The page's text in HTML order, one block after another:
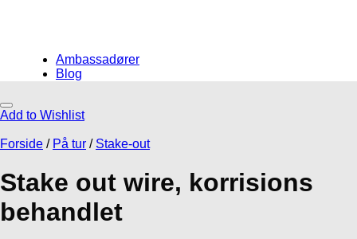
Ambassadører
Blog
Måske kunne nogle af disse produkter
have din interesse?
Add to Wishlist
Add to Wishlist
Forside / På tur / Stake-out
Stake out wire, korrisions
behandlet